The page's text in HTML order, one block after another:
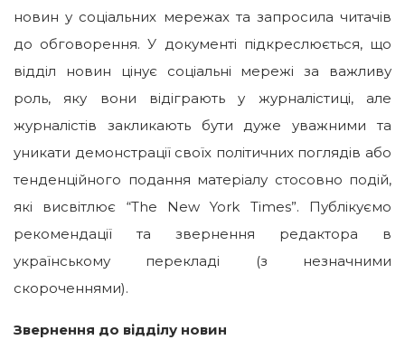
новин у соціальних мережах та запросила читачів
до обговорення. У документі підкреслюється, що
відділ новин цінує соціальні мережі за важливу
роль, яку вони відіграють у журналістиці, але
журналістів закликають бути дуже уважними та
уникати демонстрації своїх політичних поглядів або
тенденційного подання матеріалу стосовно подій,
які висвітлює “The New York Times”. Публікуємо
рекомендації та звернення редактора в
українському перекладі (з незначними
скороченнями).
Звернення до відділу новин